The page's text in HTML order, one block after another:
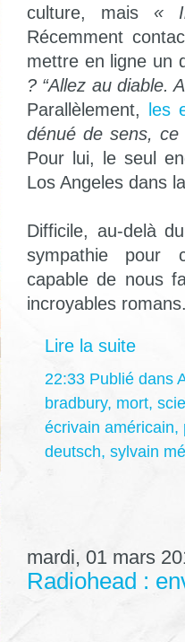
culture, mais «
Récemment
mettre en ligne un
? “Allez au diable.
Parallèlement,
les
dénué de sens,
Pour lui, le seul
Los Angeles dans
Difficile, au-delà
sympathie pour
capable de nous
incroyables romans.
Lire la suite
22:33 Publié dans
bradbury, mort,
écrivain américain,
deutsch, sylvain
mardi, 01 mars
Radiohead :